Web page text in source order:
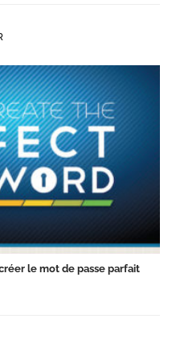
le mot de passe parfait